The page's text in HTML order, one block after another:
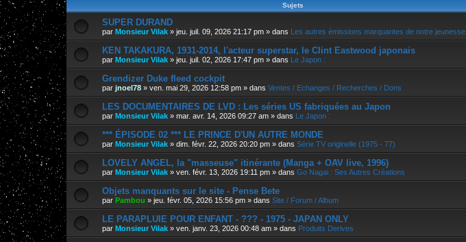
Sujets
SUPER DURAND
par Monsieur Vilak » jeu. juil. 09, 2026 21:17 pm » dans Les autres émissions marquantes de notre jeunesse
KEN TAKAKURA, 1931-2014, l'acteur superstar, le Clint Eastwood japonais
par Monsieur Vilak » jeu. juil. 02, 2026 17:47 pm » dans Le Japon :
Grendizer Duke fleed cockpit
par jnoel78 » ven. mai 29, 2026 12:58 pm » dans Ventes / Echanges / Recherches / Dons
LES DOCUMENTAIRES DE LVD : Les séries US fabriquées au Japon
par Monsieur Vilak » mar. avr. 14, 2026 09:27 am » dans Le Japon :
*** ÉPISODE 02 *** LE PRINCE D'UN AUTRE MONDE
par Monsieur Vilak » dim. févr. 22, 2026 20:20 pm » dans Série TV originelle (1975 - 77)
LOVELY ANGEL, la "masseuse" itinérante (Manga + OAV live, 1996)
par Monsieur Vilak » ven. févr. 13, 2026 19:11 pm » dans Go Nagai : Ses Autres Créations
Objets manquants sur le site - Pense Bete
par Pambou » jeu. févr. 05, 2026 15:56 pm » dans Site / Forum / Album
LE PARAPLUIE POUR ENFANT - ??? - 1975 - JAPAN ONLY
par Monsieur Vilak » ven. janv. 23, 2026 00:48 am » dans Produits Derives